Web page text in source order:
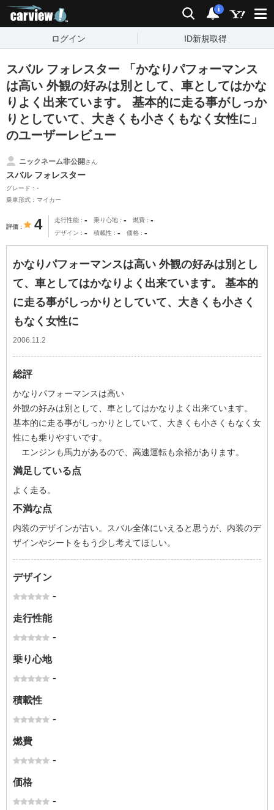
検索 通知
i
ログイン ID新規取得
スバル フォレスター 「かなりパフォーマンス
は高い 外観の好みは別として、車としてはかな
りよく出来ています。 基本的に走る事がしっか
りとしていて、大きくも小さくもなく女性に」
のユーザーレビュー
ニックネーム非公開さん
スバル フォレスター
グレード：-
乗車形式：マイカー
評価 4 走行性能 - 乗り心地 - 燃費 -
デザイン - 積載性 - 価格 -
かなりパフォーマンスは高い 外観の好みは別とし
て、車としてはかなりよく出来ています。 基本的
に走る事がしっかりとしていて、大きくも小さく
もなく女性に
2006.11.2
総評
かなりパフォーマンスは高い
外観の好みは別として、車としてはかなりよく出来ています。
基本的に走る事がしっかりとしていて、大きくも小さくもなく女
性にも乗りやすいです。
エンジンも馬力があるので、高速運転も余裕があります。
満足している点
よく走る。
不満な点
内装のデザインが古い。スバル全体にいえると思うが、内装のデ
ザインやシートをもう少し考えてほしい。
デザイン
-
走行性能
-
乗り心地
-
積載性
-
燃費
-
価格
-